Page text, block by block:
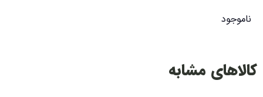
ناموجود
کالاهای مشابه